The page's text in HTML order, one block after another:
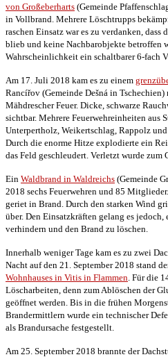
von Großeberharts (Gemeinde
in Vollbrand. Mehrere Löschtrupps
raschen Einsatz war es zu verdanken, dass
blieb und keine Nachbarobjekte betroffen
Wahrscheinlichkeit ein schaltbarer 6-fach
Am 17. Juli 2018 kam es zu einem
Rancířov (Gemeinde Dešná in Tschechien)
Mähdrescher Feuer. Dicke, schwarze
sichtbar. Mehrere Feuerwehreinheiten aus
Unterpertholz, Weikertschlag, Rappolz
Durch die enorme Hitze explodierte ein
das Feld geschleudert. Verletzt wurde zum
Ein Waldbrand in Waldreichs (Gemeinde
2018 sechs Feuerwehren und 85
geriet in Brand. Durch den starken Wind
über. Den Einsatzkräften gelang es
verhindern und den Brand zu löschen.
Innerhalb weniger Tage kam es zu zwei
Nacht auf den 21. September 2018 stand
Wohnhauses in Vitis in Flammen . Für die
Löscharbeiten, denn zum Ablöschen der
geöffnet werden. Bis in die frühen
Brandermittlern wurde ein technischer
als Brandursache festgestellt.
Am 25. September 2018 brannte der